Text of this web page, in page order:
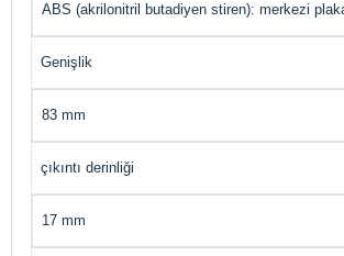
ABS (akrilonitril butadiyen stiren): merkezi
Genişlik
83 mm
çıkıntı derinliği
17 mm